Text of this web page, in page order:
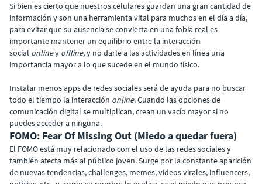
Si bien es cierto que nuestros celulares guardan una gran cantidad de
información y son una herramienta vital para muchos en el día a día,
para evitar que su ausencia se convierta en una fobia real es
importante mantener un equilibrio entre la interacción
social onliney offline, y no darle a las actividades en línea una
importancia mayor a lo que sucede en el mundo físico.
Instalar menos apps de redes sociales será de ayuda para no buscar
todo el tiempo la interacción online. Cuando las opciones de
comunicación digital se multiplican, crean un vacío mayor si no
puedes acceder a ninguna.
FOMO: Fear Of Missing Out (Miedo a quedar fuera)
El FOMO está muy relacionado con el uso de las redes sociales y
también afecta más al público joven. Surge por la constante aparición
de nuevas tendencias, challenges, memes, videos virales, influencers,